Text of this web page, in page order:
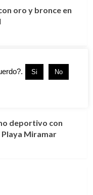
oro y bronce en
Tour NORCECA
deportivo con
Playa Miramar
Si No